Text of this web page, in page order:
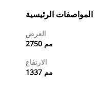
المواصفات الرئيسية
العرض
2750 مم
الارتفاع
1337 مم